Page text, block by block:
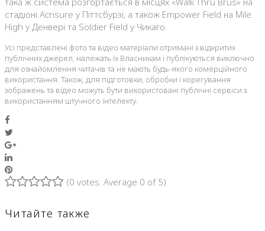
стадіоні Acrisure у Піттсбурзі, а також Empower Field на Mile
High у Денвері та Soldier Field у Чикаго.
Усі представлені фото та відео матеріали отримані з відкритих
публічних джерел, належать їх Власникам і публікуються виключно
для ознайомлення читачів та не мають будь-якого комерційного
використання. Також, для підготовки, обробки і корегування
зображень та відео можуть бути використовані публічні сервіси з
використанням штучного інтелекту.
Google+
LinkedIn
Pinterest
(0 votes. Average 0 of 5)
Читайте также